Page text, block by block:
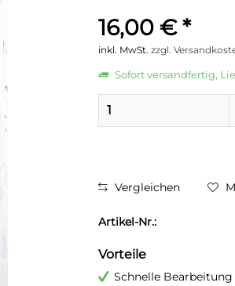
16,00 € *
inkl. MwSt. zzgl.
Sofort versandfertig,
Vergleichen
Artikel-Nr.:
Vorteile
Schnelle Bearbeitung